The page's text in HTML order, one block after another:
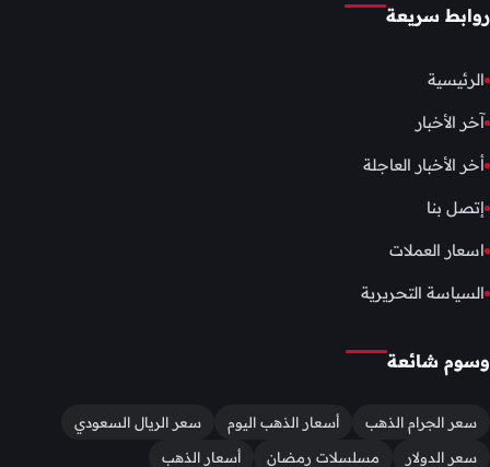
روابط سريعة
الرئيسية
آخر الأخبار
أخر الأخبار العاجلة
إتصل بنا
اسعار العملات
السياسة التحريرية
وسوم شائعة
سعر الجرام الذهب أسعار الذهب اليوم
سعر الريال السعودي
سعر الدولار
مسلسلات رمضان أسعار الذهب